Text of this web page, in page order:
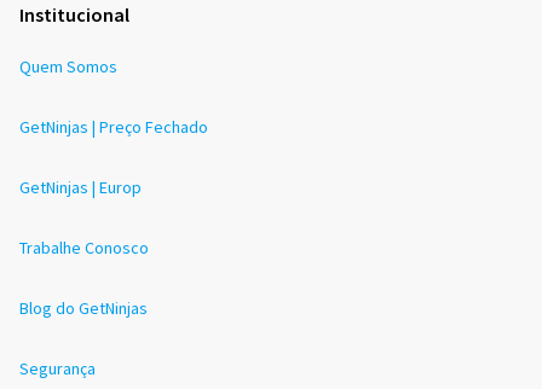
Institucional
Quem Somos
GetNinjas | Preço Fechado
GetNinjas | Europ
Trabalhe Conosco
Blog do GetNinjas
Segurança